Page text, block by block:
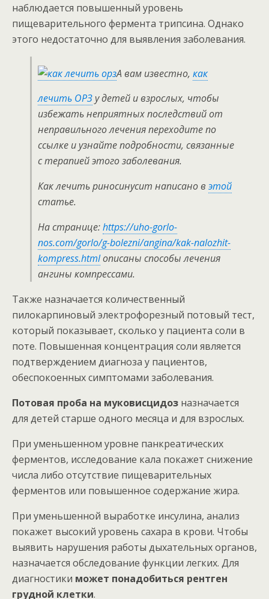
наблюдается повышенный уровень
пищеварительного фермента трипсина. Однако
этого недостаточно для выявления заболевания.
А вам известно, как
лечить ОРЗу детей и взрослых, чтобы
избежать неприятных последствий от
неправильного лечения переходите по
ссылке и узнайте подробности, связанные
с терапией этого заболевания.
Как лечить риносинусит написано в этой
статье.
На странице:https://uho-gorlo-
nos.com/gorlo/g-bolezni/angina/kak-nalozhit-
kompress.htmlописаны способы лечения
ангины компрессами.
Также назначается количественный
пилокарпиновый электрофорезный потовый тест,
который показывает, сколько у пациента соли в
поте. Повышенная концентрация соли является
подтверждением диагноза у пациентов,
обеспокоенных симптомами заболевания.
Потовая проба на муковисцидоз назначается
для детей старше одного месяца и для взрослых.
При уменьшенном уровне панкреатических
ферментов, исследование кала покажет снижение
числа либо отсутствие пищеварительных
ферментов или повышенное содержание жира.
При уменьшенной выработке инсулина, анализ
покажет высокий уровень сахара в крови. Чтобы
выявить нарушения работы дыхательных органов,
назначается обследование функции легких. Для
диагностики может понадобиться рентген
грудной клетки.